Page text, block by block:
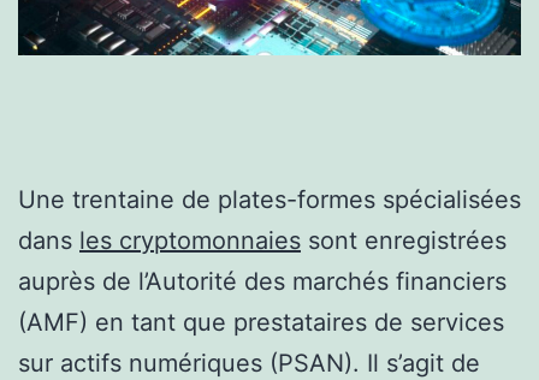
Une trentaine de plates-formes spécialisées
dans les cryptomonnaies sont enregistrées
auprès de l’Autorité des marchés financiers
(AMF) en tant que prestataires de services
sur actifs numériques (PSAN). Il s’agit de